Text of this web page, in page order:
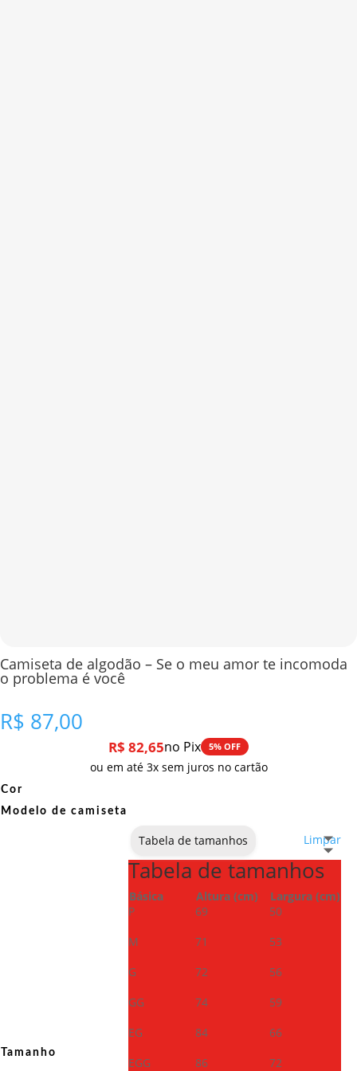
Camiseta de algodão – Se o meu amor te incomoda
o problema é você
R$ 87,00
R$ 82,65no Pix 5% OFF
ou em até 3x sem juros no cartão
Cor
Modelo de camiseta
Tamanho
Limpar
Tabela de tamanhos
Tabela de tamanhos
Básica Altura (cm)
Largura (cm)
P
69
50
M
71
53
G
72
56
GG
74
59
EG
84
66
EGG
86
72